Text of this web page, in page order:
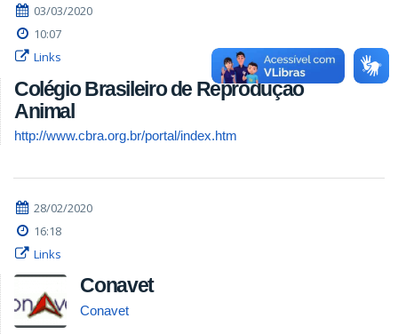
03/03/2020
10:07
Links
Colégio Brasileiro de Reprodução
Animal
http://www.cbra.org.br/portal/index.htm
28/02/2020
16:18
Links
Conavet
Conavet